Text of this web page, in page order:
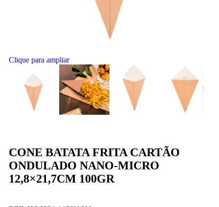
Clique para ampliar
CONE BATATA FRITA CARTÃO
ONDULADO NANO-MICRO
12,8×21,7CM 100GR